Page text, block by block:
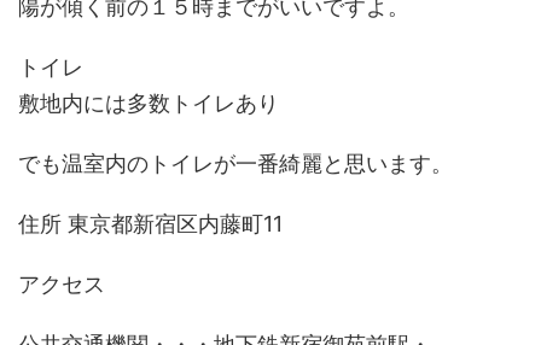
陽が傾く前の１５時までがいいですよ。
トイレ
敷地内には多数トイレあり
でも温室内のトイレが一番綺麗と思います。
住所 東京都新宿区内藤町11
アクセス